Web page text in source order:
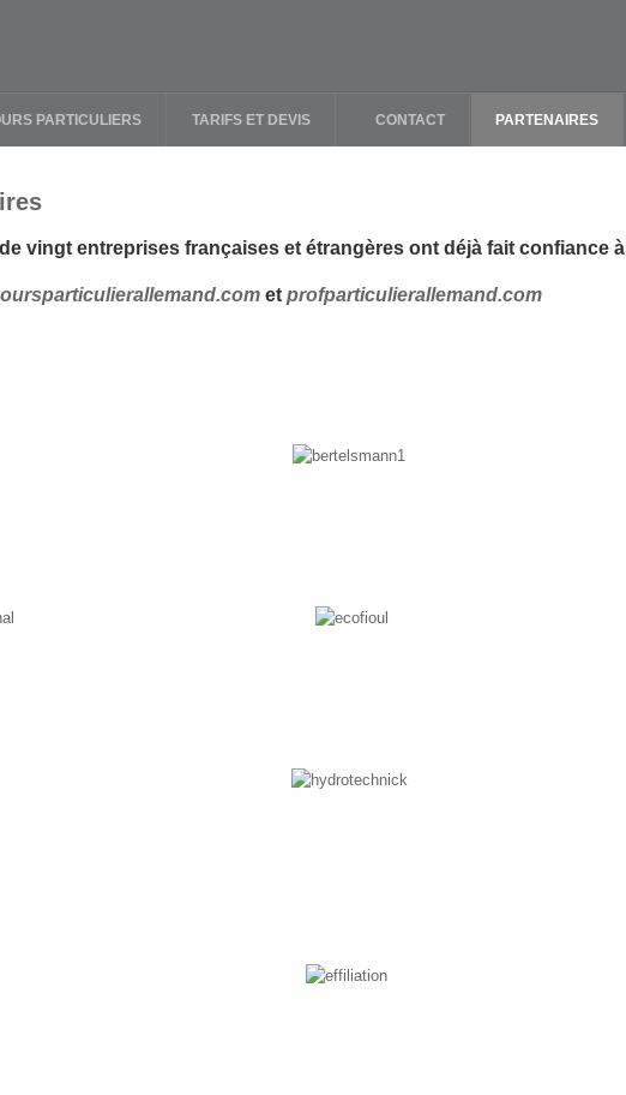
PARTICULIERS TARIFS ET DEVIS CONTACT PARTENAIRES
vingt entreprises françaises et étrangères ont déjà fait confiance à
et profparticulierallemand.com